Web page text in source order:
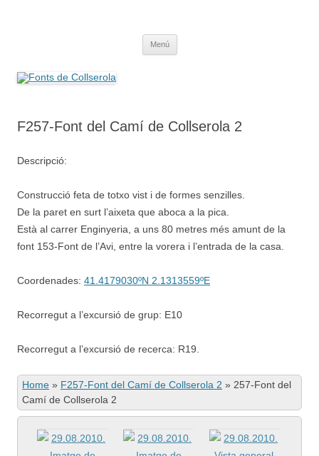
Menú
F257-Font del Camí de Collserola 2
Descripció:
Construcció feta de totxo vist i de formes senzilles.
De la paret en surt l’aixeta que aboca a la pica.
Està al carrer Enginyeria, a uns 80 metres més amunt de la
font 153-Font de l’Avi, entre la vorera i l’entrada de la casa.
Coordenades: 41.4179030ºN 2.1313559ºE
Recorregut a l’excursió de grup: E10
Recorregut a l’excursió de recerca: R19.
Home » F257-Font del Camí de Collserola 2 » 257-Font del
Camí de Collserola 2